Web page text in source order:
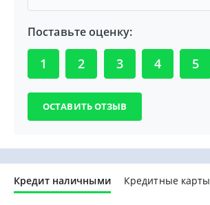
Поставьте оценку:
1 2 3 4 5
Кредит наличными Кредитные карты